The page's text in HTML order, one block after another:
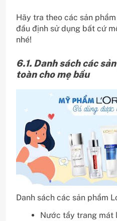
Hãy tra theo các sản
đầu định sử dụng bất cứ
nhé!
6.1. Danh sách các
toàn cho mẹ bầu
Danh sách các sản phẩm
Nước tẩy trang mát